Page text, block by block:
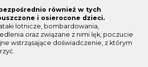
również w tych
i osierocone dzieci.
lotnicze, bombardowania,
oraz związane z nimi lęk, poczucie
wstrząsające doświadczenie, z którym